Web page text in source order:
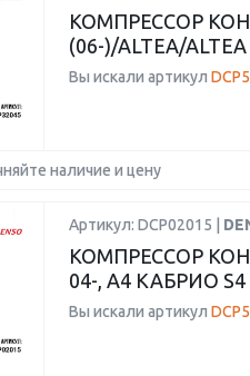
КОМПРЕССОР
(06-)/ALTEA/
Вы искали артикул
наличие и цену
Артикул: DCP02015 |
КОМПРЕССОР
04-, A4 КАБРИО S4
Вы искали артикул